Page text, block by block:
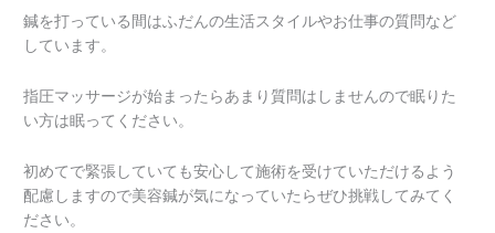
鍼を打っている間はふだんの生活スタイルやお仕事の質問など
しています。
指圧マッサージが始まったらあまり質問はしませんので眠りた
い方は眠ってください。
初めてで緊張していても安心して施術を受けていただけるよう
配慮しますので美容鍼が気になっていたらぜひ挑戦してみてく
ださい。